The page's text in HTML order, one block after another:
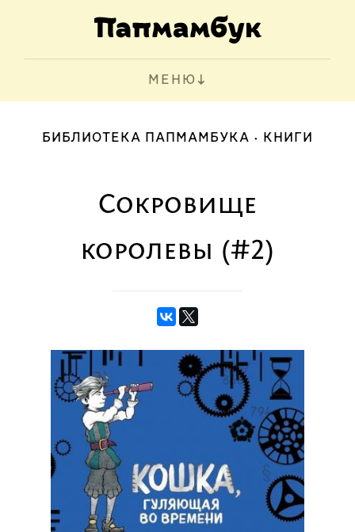
МЕНЮ
БИБЛИОТЕКА ПАПМАМБУКА КНИГИ
Сокровище
королевы (#2)